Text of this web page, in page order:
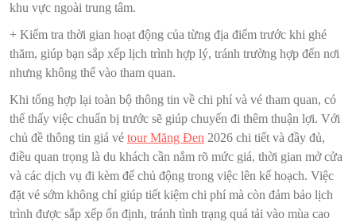
khu vực ngoài trung tâm.
+ Kiểm tra thời gian hoạt động của từng địa điểm trước khi ghé
thăm, giúp bạn sắp xếp lịch trình hợp lý, tránh trường hợp đến nơi
nhưng không thể vào tham quan.
Khi tổng hợp lại toàn bộ thông tin về chi phí và vé tham quan, có
thể thấy việc chuẩn bị trước sẽ giúp chuyến đi thêm thuận lợi. Với
chủ đề thông tin giá vé tour Măng Đen 2026 chi tiết và đầy đủ,
điều quan trọng là du khách cần nắm rõ mức giá, thời gian mở cửa
và các dịch vụ đi kèm để chủ động trong việc lên kế hoạch. Việc
đặt vé sớm không chỉ giúp tiết kiệm chi phí mà còn đảm bảo lịch
trình được sắp xếp ổn định, tránh tình trạng quá tải vào mùa cao